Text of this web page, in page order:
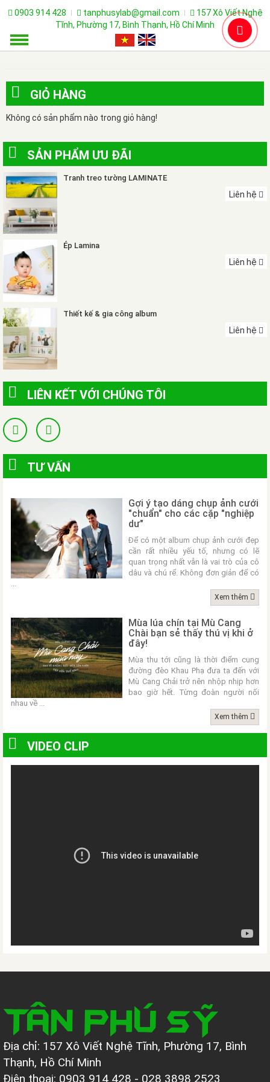
0903 914 428 tanphusylab@gmail.com
157 Xô Viết Nghệ
Tĩnh, Phường 17, Bình Thạnh, Hồ Chí Minh
GIỎ HÀNG
Không có sản phẩm nào trong giỏ hàng!
SẢN PHẨM ƯU ĐÃI
Tranh treo tường LAMINATE
Liên hệ
Ép Lamina
Liên hệ
Thiết kế & gia công album
Liên hệ
LIÊN KẾT VỚI CHÚNG TÔI
TƯ VẤN
Gợi ý tạo dáng chụp ảnh cưới
"chuẩn" cho các cặp "nghiệp
dư"
Để có một album chụp ảnh cưới đẹp
cần rất nhiều yếu tố, nhưng có lẽ
quan trọng nhất vẫn là vai trò của cô
dâu và chú rể. Không đơn giản để có
Xem thêm
Mùa lúa chín tại Mù Cang
Chài bạn sẻ thấy thú vị khi ở
đây!
Mùa thu tới cũng là thời điểm cung
đường đèo Khau Phạ đưa ta đến với
Mù Cang Chải trở nên nhộp nhịp hơn
bao giờ hết. Từng đoàn người nối
nhau về ...
Xem thêm
VIDEO CLIP
Địa chỉ: 157 Xô Viết Nghệ Tĩnh, Phường 17, Bình
Thạnh, Hồ Chí Minh
Điện thoại: 0903 914 428 - 028 3898 2523